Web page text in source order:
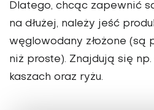
Dlatego, chcąc zapewnić
na dłu­żej, należy jeść
węglowodany złożone (są
niż proste). Znaj­dują się
kaszach oraz ryżu.